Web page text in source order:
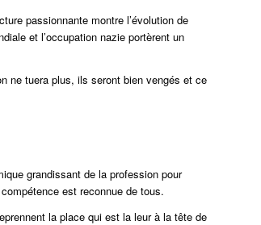
passionnante montre l’évolution de
et l’occupation nazie portèrent un
ne tuera plus, ils seront bien vengés et ce
grandissant de la profession pour
est reconnue de tous.
la place qui est la leur à la tête de